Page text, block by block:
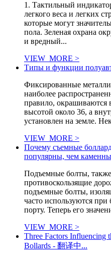
1. Тактильный
легкого веса и легких
которые могут
пола. Зеленая охрана
и вредный...
VIEW_MORE >
Типы и функции
Фиксированные
наиболее
правило, окрашиваются
высотой около 36, а
установлен на земле.
VIEW_MORE >
Почему съемные
популярны, чем
Подъемные болты,
противоскользящие
подъемные болты,
часто используются при
порту. Теперь его
VIEW_MORE >
Three Factors Influencing
Bollards - 翻译中...